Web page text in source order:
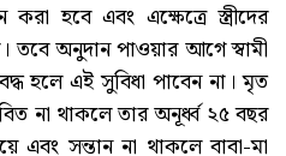
হবে এবং এক্ষেত্রে স্ত্রীদের
অনুদান পাওয়ার আগে স্বামী
হলে এই সুবিধা পাবেন না। মৃত
না থাকলে তার অনূর্ধ্ব ২৫ বছর
এবং সন্তান না থাকলে বাবা-মা